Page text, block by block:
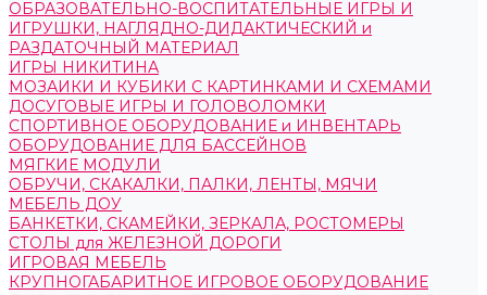
ОБРАЗОВАТЕЛЬНО-ВОСПИТАТЕЛЬНЫЕ ИГРЫ И
ИГРУШКИ, НАГЛЯДНО-ДИДАКТИЧЕСКИЙ и
РАЗДАТОЧНЫЙ МАТЕРИАЛ
ИГРЫ НИКИТИНА
МОЗАИКИ И КУБИКИ С КАРТИНКАМИ И СХЕМАМИ
ДОСУГОВЫЕ ИГРЫ И ГОЛОВОЛОМКИ
СПОРТИВНОЕ ОБОРУДОВАНИЕ и ИНВЕНТАРЬ
ОБОРУДОВАНИЕ ДЛЯ БАССЕЙНОВ
МЯГКИЕ МОДУЛИ
ОБРУЧИ, СКАКАЛКИ, ПАЛКИ, ЛЕНТЫ, МЯЧИ
МЕБЕЛЬ ДОУ
БАНКЕТКИ, СКАМЕЙКИ, ЗЕРКАЛА, РОСТОМЕРЫ
СТОЛЫ для ЖЕЛЕЗНОЙ ДОРОГИ
ИГРОВАЯ МЕБЕЛЬ
КРУПНОГАБАРИТНОЕ ИГРОВОЕ ОБОРУДОВАНИЕ